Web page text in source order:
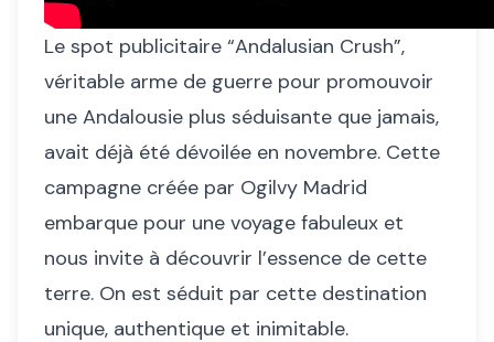
Le spot publicitaire “Andalusian Crush”,
véritable arme de guerre pour promouvoir
une Andalousie plus séduisante que jamais,
avait déjà été dévoilée en novembre. Cette
campagne créée par Ogilvy Madrid
embarque pour une voyage fabuleux et
nous invite à découvrir l’essence de cette
terre. On est séduit par cette destination
unique, authentique et inimitable.